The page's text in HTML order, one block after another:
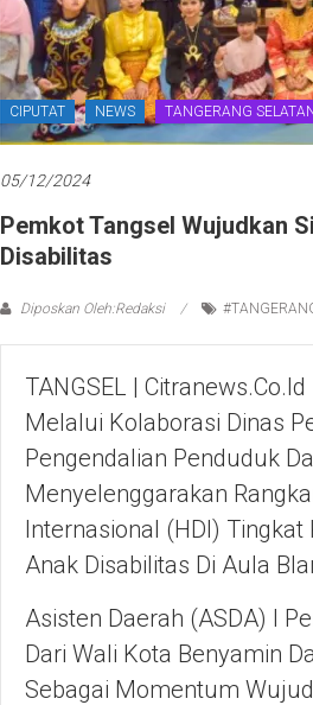
CIPUTAT NEWS TANGERANG
05/12/2024
Pemkot Tangsel Wujudkan
Disabilitas
Diposkan Oleh:Redaksi
TANGSEL |
Melalui Kolaborasi Dinas
Pengendalian Penduduk
Menyelenggarakan
Internasional (HDI)
Anak Disabilitas Di Aula
Asisten Daerah (ASDA) I
Dari Wali Kota Benyamin
Sebagai Momentum